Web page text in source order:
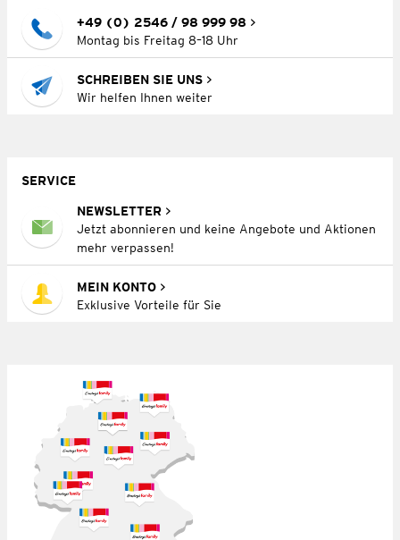
+49 (0) 2546 / 98 999 98
Montag bis Freitag 8–18 Uhr
SCHREIBEN SIE UNS
Wir helfen Ihnen weiter
SERVICE
NEWSLETTER
Jetzt abonnieren und keine Angebote und Aktionen
mehr verpassen!
MEIN KONTO
Exklusive Vorteile für Sie